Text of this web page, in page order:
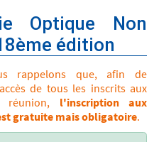
Optique Non
édition
rappelons que, afin de
de tous les inscrits aux
réunion, l'inscription aux
gratuite mais obligatoire.